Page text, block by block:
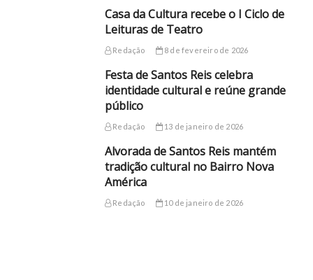
Casa da Cultura recebe o I Ciclo de
Leituras de Teatro
Redação 8 de fevereiro de 2026
Festa de Santos Reis celebra
identidade cultural e reúne grande
público
Redação 13 de janeiro de 2026
Alvorada de Santos Reis mantém
tradição cultural no Bairro Nova
América
Redação 10 de janeiro de 2026